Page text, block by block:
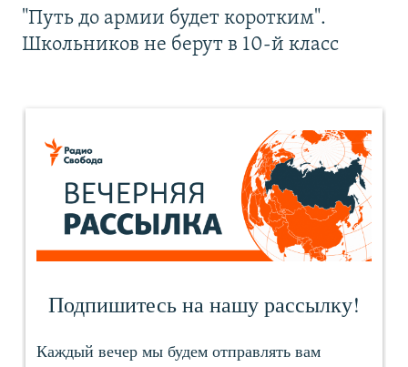
"Путь до армии будет коротким".
Школьников не берут в 10-й класс